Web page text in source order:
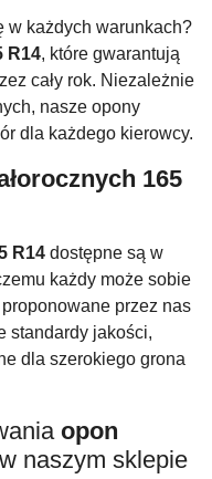
w każdych warunkach?
R14, które gwarantują
cały rok. Niezależnie
nasze opony
dla każdego kierowcy.
165
R14dostępne są w
każdy może sobie
przez nas
standardy jakości,
dla szerokiego grona
opon
naszym sklepie